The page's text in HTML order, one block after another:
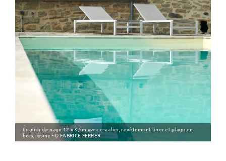
Couloir de nage 12 x 3,5m avec escalier, revêtement liner et plage en
bois, résine - © FABRICE FERRER